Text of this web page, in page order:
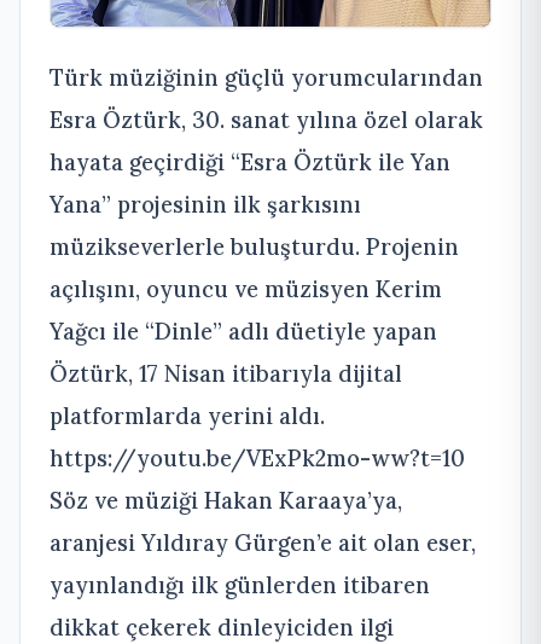
Türk müziğinin güçlü yorumcularından
Esra Öztürk, 30. sanat yılına özel olarak
hayata geçirdiği “Esra Öztürk ile Yan
Yana” projesinin ilk şarkısını
müzikseverlerle buluşturdu. Projenin
açılışını, oyuncu ve müzisyen Kerim
Yağcı ile “Dinle” adlı düetiyle yapan
Öztürk, 17 Nisan itibarıyla dijital
platformlarda yerini aldı.
https://youtu.be/VExPk2mo-ww?t=10
Söz ve müziği Hakan Karaaya’ya,
aranjesi Yıldıray Gürgen’e ait olan eser,
yayınlandığı ilk günlerden itibaren
dikkat çekerek dinleyiciden ilgi